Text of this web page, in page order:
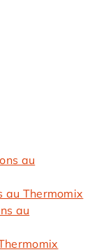
au
au Thermomix
au